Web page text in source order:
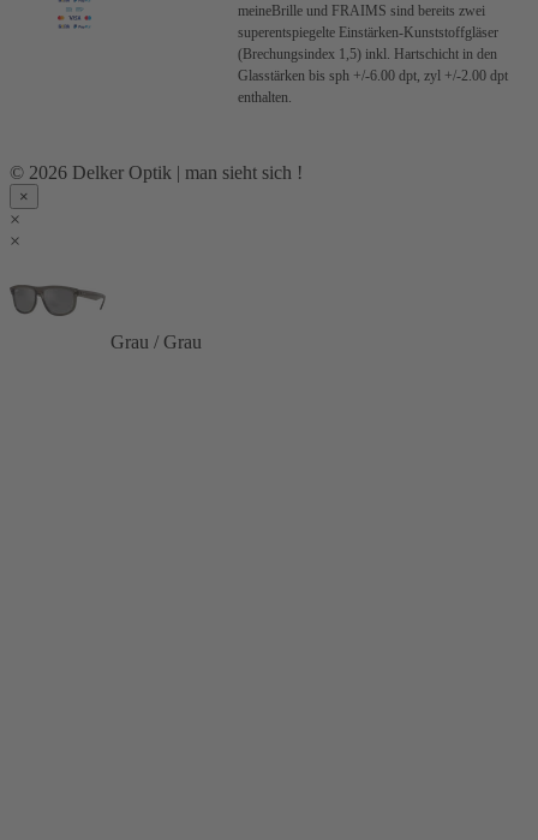
meineBrille und FRAIMS sind bereits zwei
superentspiegelte Einstärken-Kunststoffgläser
(Brechungsindex 1,5) inkl. Hartschicht in den
Glasstärken bis sph +/-6.00 dpt, zyl +/-2.00 dpt
enthalten.
© 2026 Delker Optik | man sieht sich !
×
×
×
Grau / Grau